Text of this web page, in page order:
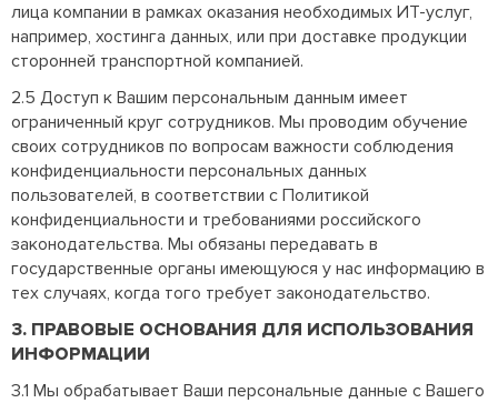
лица компании в рамках оказания необходимых ИТ-услуг,
например, хостинга данных, или при доставке продукции
сторонней транспортной компанией.
2.5 Доступ к Вашим персональным данным имеет
ограниченный круг сотрудников. Мы проводим обучение
своих сотрудников по вопросам важности соблюдения
конфиденциальности персональных данных
пользователей, в соответствии с Политикой
конфиденциальности и требованиями российского
законодательства. Мы обязаны передавать в
государственные органы имеющуюся у нас информацию в
тех случаях, когда того требует законодательство.
3. ПРАВОВЫЕ ОСНОВАНИЯ ДЛЯ ИСПОЛЬЗОВАНИЯ
ИНФОРМАЦИИ
3.1 Мы обрабатывает Ваши персональные данные с Вашего